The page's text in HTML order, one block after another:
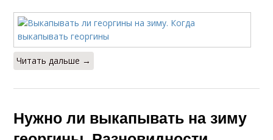
Читать дальше →
Нужно ли выкапывать на зиму